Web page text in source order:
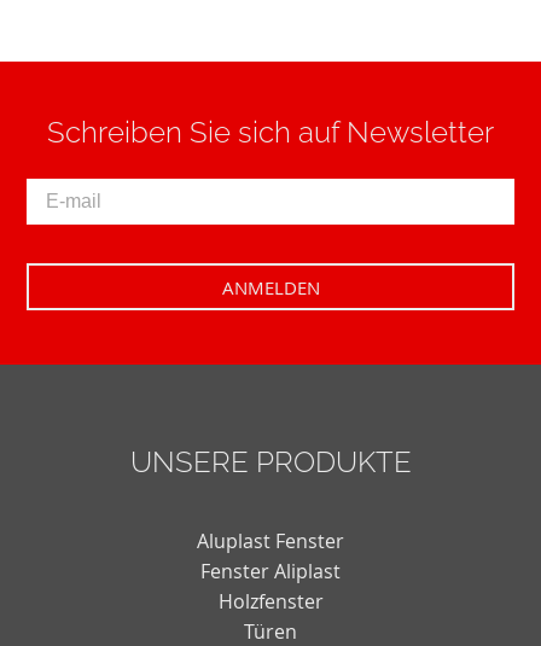
Schreiben Sie sich auf Newsletter
UNSERE PRODUKTE
Aluplast Fenster
Fenster Aliplast
Holzfenster
Türen